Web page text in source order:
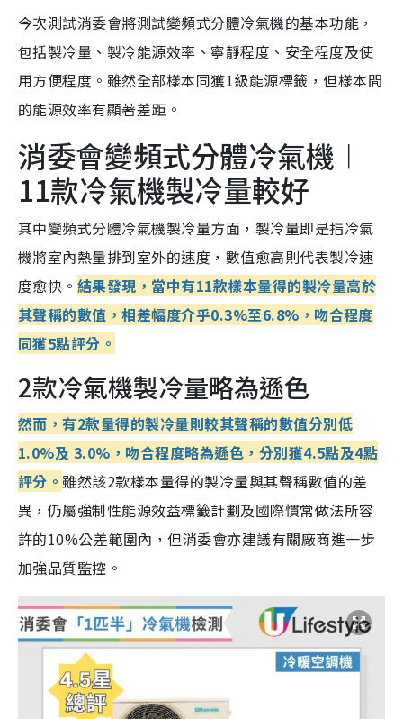
今次測試消委會將測試變頻式分體冷氣機的基本功能，
包括製冷量、製冷能源效率、寧靜程度、安全程度及使
用方便程度。雖然全部樣本同獲1級能源標籤，但樣本間
的能源效率有顯著差距。
消委會變頻式分體冷氣機︱
11款冷氣機製冷量較好
其中變頻式分體冷氣機製冷量方面，製冷量即是指冷氣
機將室內熱量排到室外的速度，數值愈高則代表製冷速
度愈快。 結果發現，當中有11款樣本量得的製冷量高於
其聲稱的數值，相差幅度介乎0.3%至6.8%，吻合程度
同獲5點評分。
2款冷氣機製冷量略為遜色
然而，有2款量得的製冷量則較其聲稱的數值分別低
1.0%及 3.0%，吻合程度略為遜色，分別獲4.5點及4點
評分。雖然該2款樣本量得的製冷量與其聲稱數值的差
異，仍屬強制性能源效益標籤計劃及國際慣常做法所容
許的10%公差範圍內，但消委會亦建議有關廠商進一步
加強品質監控。